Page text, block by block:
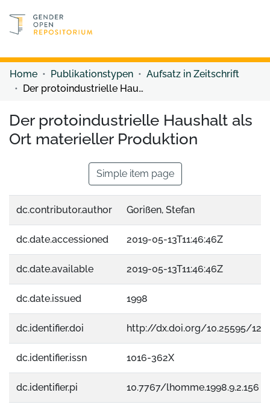
Discover content
Home Publikationstypen
Aufsatz in Zeitschrift
Der protoindustrielle Haushalt als Ort materieller Produktion
Der protoindustrielle Haushalt als
Ort materieller Produktion
Simple item page
dc.contributor.author Gorißen, Stefan
dc.date.accessioned 2019-05-13T11:46:46Z
dc.date.available 2019-05-13T11:46:46Z
dc.date.issued 1998
dc.identifier.doi http://dx.doi.org/10.25595/
dc.identifier.issn 1016-362X
dc.identifier.pi 10.7767/lhomme.1998.9.2.156